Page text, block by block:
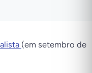
(em setembro de